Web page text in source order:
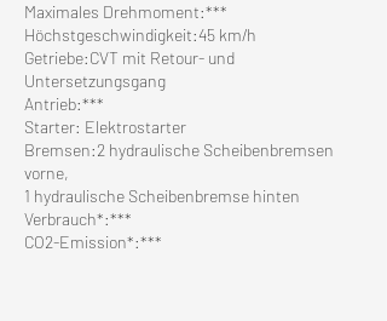
Maximales Drehmoment:***
Höchstgeschwindigkeit:45 km/h
Getriebe:CVT mit Retour- und
Untersetzungsgang
Antrieb:***
Starter: Elektrostarter
Bremsen:2 hydraulische Scheibenbremsen
vorne,
1 hydraulische Scheibenbremse hinten
Verbrauch*:***
CO2-Emission*:***